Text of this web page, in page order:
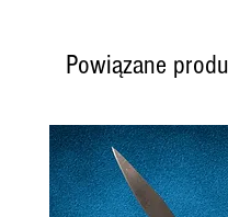
Powiązane